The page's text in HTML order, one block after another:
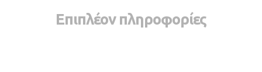
Επιπλέον πληροφορίες